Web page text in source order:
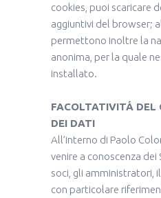
cookies, puoi scaricare
aggiuntivi del browser;
permettono inoltre la
anonima, per la quale
installato.
FACOLTATIVITÁ DEL
DEI DATI
All’interno di Paolo
venire a conoscenza dei
soci, gli amministratori,
con particolare